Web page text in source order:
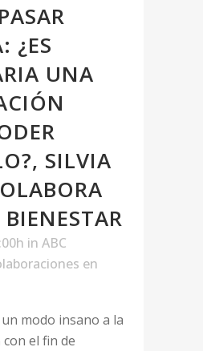
PASAR
¿ES
UNA
SILVIA
in ABC
en
modo insano a la
el fin de